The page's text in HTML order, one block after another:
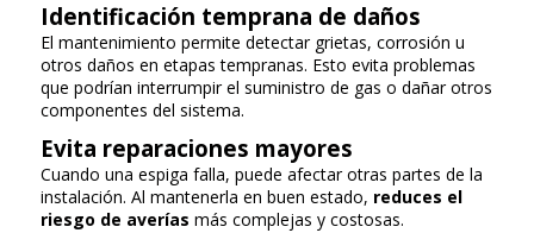
Identificación temprana de daños
El mantenimiento permite detectar grietas, corrosión u
otros daños en etapas tempranas. Esto evita problemas
que podrían interrumpir el suministro de gas o dañar otros
componentes del sistema.
Evita reparaciones mayores
Cuando una espiga falla, puede afectar otras partes de la
instalación. Al mantenerla en buen estado, reduces el
riesgo de averías más complejas y costosas.